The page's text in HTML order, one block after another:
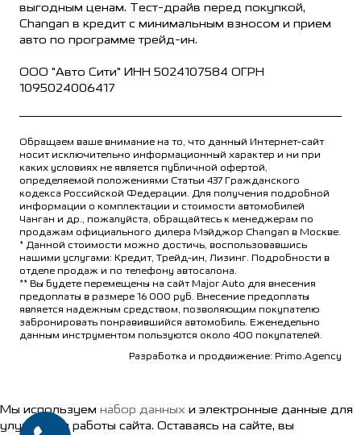
выгодным ценам. Тест-драйв перед покупкой,
Changan в кредит с минимальным взносом и прием
авто по программе трейд-ин.
ООО "Авто Сити" ИНН 5024107584 ОГРН
1095024006417
Обращаем ваше внимание на то, что данный Интернет-сайт
носит исключительно информационный характер и ни при
каких условиях не является публичной офертой,
определяемой положениями Статьи 437 Гражданского
кодекса Российской Федерации. Для получения подробной
информации о комплектации и стоимости автомобилей
Чанган и др., пожалуйста, обращайтесь к менеджерам по
продажам официального дилера Мэйджор Changan в Москве.
* Данной стоимости можно достичь, воспользовавшись
нашими услугами: Кредит, Трейд-ин, Лизинг. Подробности в
отделе продаж и по телефону автосалона.
** Вы будете перемещены на сайт Major Auto для внесения
предоплаты в размере 16 000 руб. Внесение предоплаты
является надежным средством, позволяющим покупателю
забронировать понравившийся автомобиль. Еженедельно
данным инструментом пользуются около 400 покупателей.
Разработка и продвижение: Primo.Agency
Мы используем набор данных и электронные данные для
улучшения работы сайта. Оставаясь на сайте, вы